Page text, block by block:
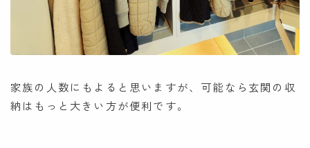
家族の人数にもよると思いますが、可能なら玄関の収
納はもっと大きい方が便利です。